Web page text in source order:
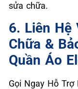
sửa chữa.
6. Liên Hệ
Chữa &
Quần Áo
Gọi Ngay Hỗ